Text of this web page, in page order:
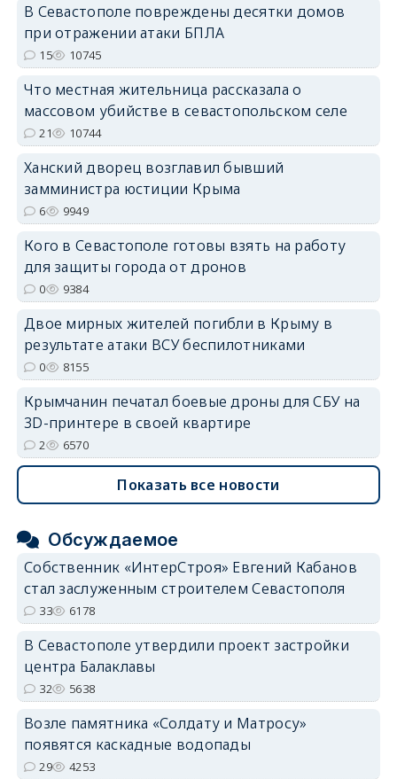
В Севастополе повреждены десятки домов
при отражении атаки БПЛА
15 10745
Что местная жительница рассказала о
массовом убийстве в севастопольском селе
21 10744
Ханский дворец возглавил бывший
замминистра юстиции Крыма
6 9949
Кого в Севастополе готовы взять на работу
для защиты города от дронов
0 9384
Двое мирных жителей погибли в Крыму в
результате атаки ВСУ беспилотниками
0 8155
Крымчанин печатал боевые дроны для СБУ на
3D-принтере в своей квартире
2 6570
Показать все новости
Обсуждаемое
Собственник «ИнтерСтроя» Евгений Кабанов
стал заслуженным строителем Севастополя
33 6178
В Севастополе утвердили проект застройки
центра Балаклавы
32 5638
Возле памятника «Солдату и Матросу»
появятся каскадные водопады
29 4253